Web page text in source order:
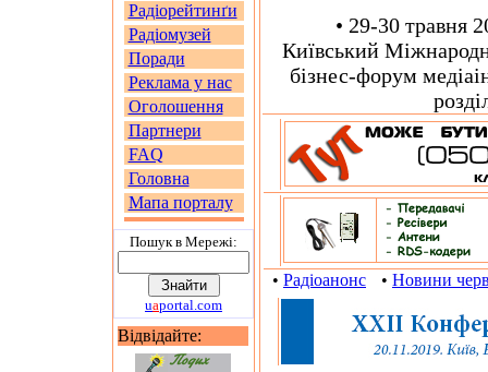
Радіорейтинґи
Радіомузей
Поради
Реклама у нас
Оголошення
Партнери
FAQ
Головна
Мапа порталу
Пошук в Мережi:
uaportal.com
Відвідайте:
• 29-30 травня
Київський
бізнес-форум
• Радіоанонс • Новини